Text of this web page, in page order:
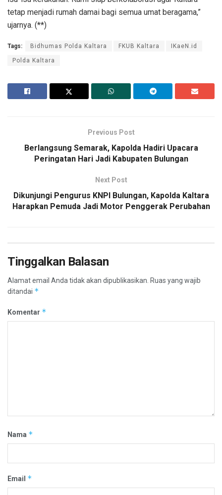
tetap menjadi rumah damai bagi semua umat beragama,”
ujarnya. (**)
Tags: Bidhumas Polda Kaltara FKUB Kaltara IKaeN.id
Polda Kaltara
Previous Post
Berlangsung Semarak, Kapolda Hadiri Upacara
Peringatan Hari Jadi Kabupaten Bulungan
Next Post
Dikunjungi Pengurus KNPI Bulungan, Kapolda Kaltara
Harapkan Pemuda Jadi Motor Penggerak Perubahan
Tinggalkan Balasan
Alamat email Anda tidak akan dipublikasikan. Ruas yang wajib
ditandai *
Komentar *
Nama *
Email *